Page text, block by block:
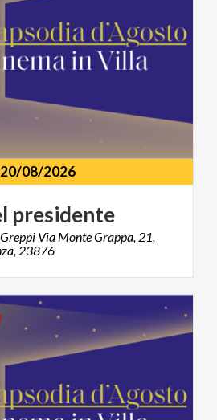
20/08/2026
presidente
Via Monte Grappa, 21,
23876